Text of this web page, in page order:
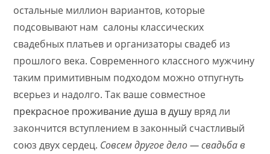
остальные миллион вариантов, которые
подсовывают нам салоны классических
свадебных платьев и организаторы свадеб из
прошлого века. Современного классного мужчину
таким примитивным подходом можно отпугнуть
всерьез и надолго. Так ваше совместное
прекрасное проживание душа в душу вряд ли
закончится вступлением в законный счастливый
союз двух сердец. Совсем другое дело — свадьба в